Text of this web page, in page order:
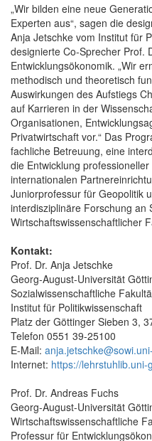
„Wir bilden eine neue
Experten aus“, sagen die
Anja Jetschke vom Institut für
designierte Co-Sprecher Prof.
Entwicklungsökonomik. „Wir
methodisch und theoretisch
Auswirkungen des Aufstiegs
auf Karrieren in der
Organisationen,
Privatwirtschaft vor.“ Das
fachliche Betreuung, eine
die Entwicklung
internationalen
Juniorprofessur für Geopolitik
interdisziplinäre Forschung an
Wirtschaftswissenschaftlicher
Kontakt:
Prof. Dr. Anja Jetschke
Georg-August-Universität
Sozialwissenschaftliche
Institut für Politikwissenschaft
Platz der Göttinger Sieben 3,
Telefon 0551 39-25100
E-Mail:
Internet: https://lehrstuhlib.uni-
Prof. Dr. Andreas Fuchs
Georg-August-Universität
Wirtschaftswissenschaftliche
Professur für